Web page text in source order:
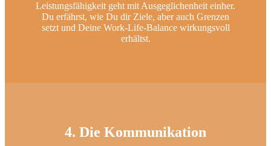
Leistungsfähigkeit geht mit Ausgeglichenheit einher.
Du erfährst, wie Du dir Ziele, aber auch Grenzen
setzt und Deine Work-Life-Balance wirkungsvoll
erhältst.
4. Die Kommunikation